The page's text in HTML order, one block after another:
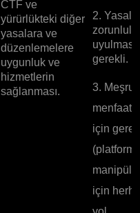
CTF ve
yürürlükteki diğer
yasalara ve
düzenlemelere
uygunluk ve
hizmetlerin
sağlanması.
2. Yasal
gerekli.
3. Meşru
için
manipüle
için